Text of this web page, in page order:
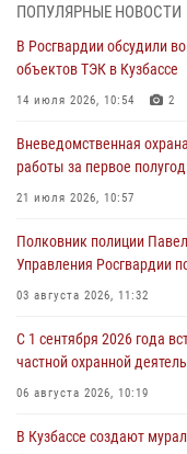
Росгвардейцы
Кузбассе
Генерал-полковник Олег
организационно-штатных
07 августа 2026, 05:32
С 1 сентября 2026 года
06 августа 2026, 10:19
Росгвардейцы задержали
06 августа 2026, 09:18
ПОПУЛЯРНЫЕ НОВОСТИ
В Росгвардии обсудили
объектов ТЭК в Кузбассе
14 июля 2026, 10:54 2
Вневедомственная
работы за первое
21 июля 2026, 10:57
Полковник полиции
Управления Росгвардии
03 августа 2026, 11:32
С 1 сентября 2026 года
частной охранной
06 августа 2026, 10:19
В Кузбассе создают